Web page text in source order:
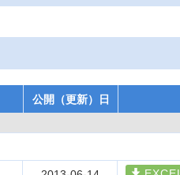
公開（更新）日